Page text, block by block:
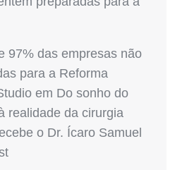
97% das empresas não
para a Reforma
em Do sonho do
realidade da cirurgia
o Dr. Ícaro Samuel